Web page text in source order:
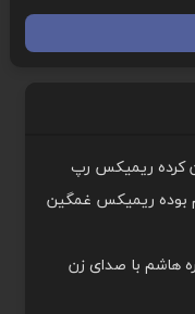
کرده ریمیکس رپ
بوده ریمیکس غمگین
هاشم با صدای زن